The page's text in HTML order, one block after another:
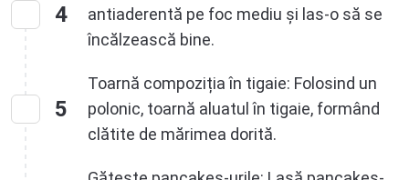
4
antiaderentă pe foc mediu și las-o să se
încălzească bine.
5
Toarnă compoziția în tigaie: Folosind un
polonic, toarnă aluatul în tigaie, formând
clătite de mărimea dorită.